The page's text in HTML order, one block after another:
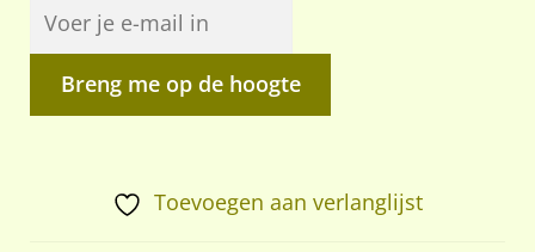
Breng me op de hoogte
Toevoegen aan verlanglijst